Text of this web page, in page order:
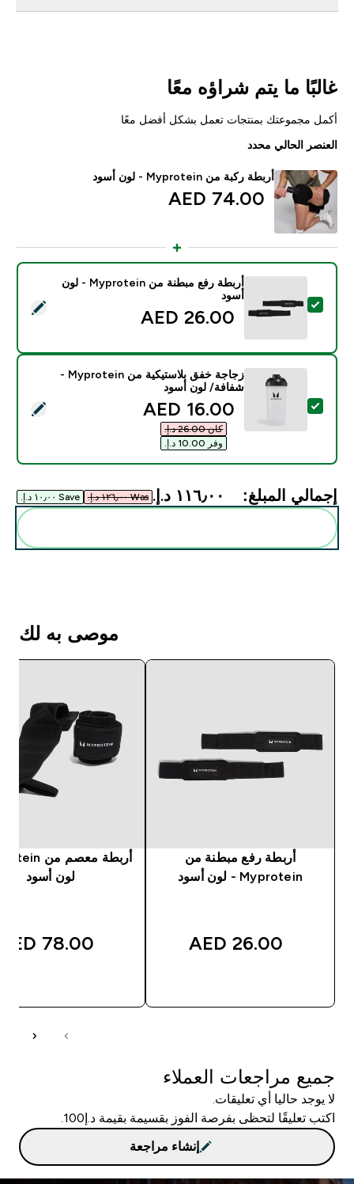
غالبًا ما يتم شراؤه معًا
أكمل مجموعتك بمنتجات تعمل بشكل أفضل معًا
العنصر الحالي محدد
أربطة ركبة من Myprotein - لون أسود
74.00 AED‎
تحديد هذا المنتج - أربطة رفع مبطنة من Myprotein - لون أسود
أربطة رفع مبطنة من Myprotein - لون
أسود
26.00 AED‎
تحديد هذا المنتج - زجاجة خفق بلاستيكية من Myprotein - شفافة/ لون أسود
زجاجة خفق بلاستيكية من Myprotein -
شفافة/ لون أسود
discounted price
16.00 AED‎
كان ‏26.00 د.إ.‏‎
وفر ‏10.00 د.إ.‏‎
إجمالي المبلغ: ١١٦٫٠٠ د.إ.‏‎ Was ١٢٦٫٠٠ د.إ.‏‎ Save ١٠٫٠٠ د.إ.‏‎
موصى به لك
أربطة رفع مبطنة من
Myprotein - لون أسود
26.00 AED‎
لون أسود
78.00 AED‎
جميع مراجعات العملاء
لا يوجد حاليا أي تعليقات.
اكتب تعليقًا لتحظى بفرصة الفوز بقسيمة بقيمة د.إ100.
إنشاء مراجعة